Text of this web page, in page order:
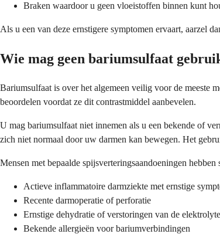
Braken waardoor u geen vloeistoffen binnen kunt
Als u een van deze ernstigere symptomen ervaart, aarzel
Wie mag geen bariumsulfaat
Bariumsulfaat is over het algemeen veilig voor de meeste
beoordelen voordat ze dit contrastmiddel aanbevelen.
U mag bariumsulfaat niet innemen als u een bekende of
zich niet normaal door uw darmen kan bewegen. Het
Mensen met bepaalde spijsverteringsaandoeningen
Actieve inflammatoire darmziekte met ernstige
Recente darmoperatie of perforatie
Ernstige dehydratie of verstoringen van de
Bekende allergieën voor bariumverbindingen